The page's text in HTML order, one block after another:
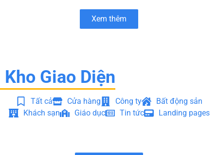
Xem thêm
Kho Giao Diện
Tất cả Cửa hàng Công ty
Bất động sản
Khách sạn
Giáo dục Tin tức Landing pages